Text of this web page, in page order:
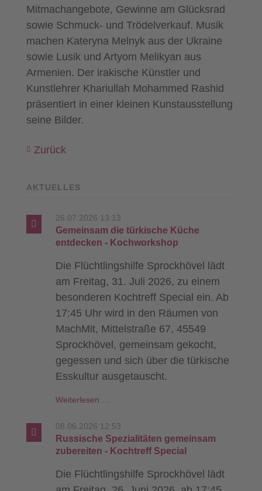
Mitmachangebote, Gewinne am Glücksrad
sowie Schmuck- und Trödelverkauf. Musik
machen Kateryna Melnyk aus der Ukraine
sowie Lusik und Artyom Melikyan aus
Armenien. Der irakische Künstler und
Kunstlehrer Khariullah Mohammed Rashid
präsentiert in einer kleinen Kunstausstellung
seine Bilder.
Zurück
AKTUELLES
26.07.2026 13:13
Gemeinsam die türkische Küche
entdecken - Kochworkshop
Die Flüchtlingshilfe Sprockhövel lädt
am Freitag, 31. Juli 2026, zu einem
besonderen Kochtreff Special ein. Ab
17:45 Uhr wird in den Räumen von
MachMit, Mittelstraße 67, 45549
Sprockhövel, gemeinsam gekocht,
gegessen und sich über die türkische
Esskultur ausgetauscht.
Weiterlesen …
türkische
Küche
entdecken
Kochworkshop
08.06.2026 12:53
Russische Spezialitäten gemeinsam
zubereiten - Kochtreff Special
Die Flüchtlingshilfe Sprockhövel lädt